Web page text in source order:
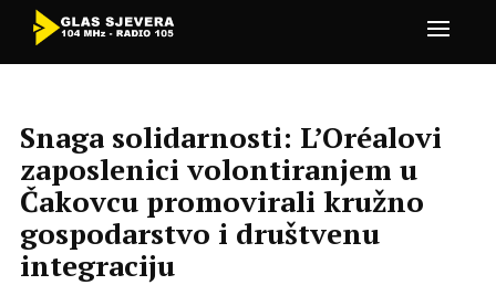
Snaga solidarnosti: L’Oréalovi
zaposlenici volontiranjem u
Čakovcu promovirali kružno
gospodarstvo i društvenu
integraciju